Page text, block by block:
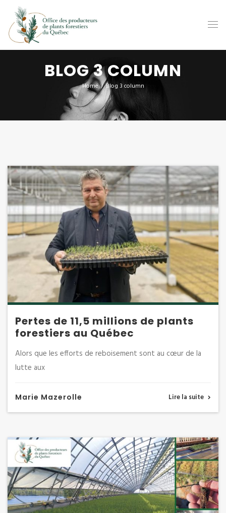
BLOG 3 COLUMN
Home / Blog 3 column
Pertes de 11,5 millions de plants
forestiers au Québec
Alors que les efforts de reboisement sont au cœur de la
lutte aux
Marie Mazerolle Lire la suite